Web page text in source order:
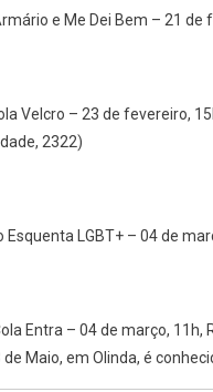
e Me Dei Bem – 21 de
Velcro – 23 de fevereiro,
2322)
Esquenta LGBT+ – 04 de
Entra – 04 de março, 11h,
de Maio, em Olinda, é